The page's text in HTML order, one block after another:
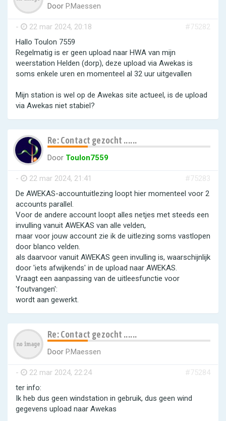
Door P.Maessen
- 22 mar 2024, 20:18
#75282
Hallo Toulon 7559
Regelmatig is er geen upload naar HWA van mijn
weerstation Helden (dorp), deze upload via Awekas is
soms enkele uren en momenteel al 32 uur uitgevallen
Mijn station is wel op de Awekas site actueel, is de upload
via Awekas niet stabiel?
Re: Contact gezocht ......
Door Toulon7559
- 22 mar 2024, 21:41
#75283
De AWEKAS-accountuitlezing loopt hier momenteel voor 2
accounts parallel.
Voor de andere account loopt alles netjes met steeds een
invulling vanuit AWEKAS van alle velden,
maar voor jouw account zie ik de uitlezing soms vastlopen
door blanco velden.
als daarvoor vanuit AWEKAS geen invulling is, waarschijnlijk
door 'iets afwijkends' in de upload naar AWEKAS.
Vraagt een aanpassing van de uitleesfunctie voor
'foutvangen':
wordt aan gewerkt.
Re: Contact gezocht ......
Door P.Maessen
- 22 mar 2024, 22:24
#75284
ter info:
Ik heb dus geen windstation in gebruik, dus geen wind
gegevens upload naar Awekas